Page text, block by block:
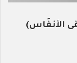
الأنفَاس)